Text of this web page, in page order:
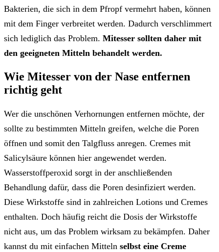
Bakterien, die sich in dem Pfropf vermehrt haben, können
mit dem Finger verbreitet werden. Dadurch verschlimmert
sich lediglich das Problem. Mitesser sollten daher mit
den geeigneten Mitteln behandelt werden.
Wie Mitesser von der Nase entfernen
richtig geht
Wer die unschönen Verhornungen entfernen möchte, der
sollte zu bestimmten Mitteln greifen, welche die Poren
öffnen und somit den Talgfluss anregen. Cremes mit
Salicylsäure können hier angewendet werden.
Wasserstoffperoxid sorgt in der anschließenden
Behandlung dafür, dass die Poren desinfiziert werden.
Diese Wirkstoffe sind in zahlreichen Lotions und Cremes
enthalten. Doch häufig reicht die Dosis der Wirkstoffe
nicht aus, um das Problem wirksam zu bekämpfen. Daher
kannst du mit einfachen Mitteln selbst eine Creme